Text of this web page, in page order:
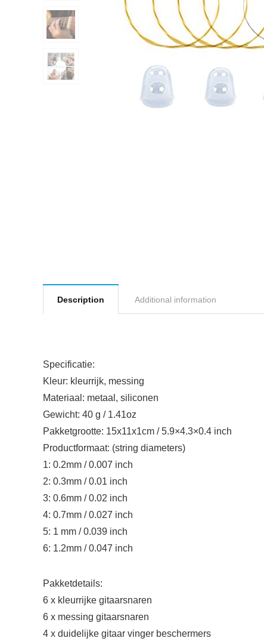
Description Additional information
Specificatie:
Kleur: kleurrijk, messing
Materiaal: metaal, siliconen
Gewicht: 40 g / 1.41oz
Pakketgrootte: 15x11x1cm / 5.9×4.3×0.4 inch
Productformaat: (string diameters)
1: 0.2mm / 0.007 inch
2: 0.3mm / 0.01 inch
3: 0.6mm / 0.02 inch
4: 0.7mm / 0.027 inch
5: 1 mm / 0.039 inch
6: 1.2mm / 0.047 inch
Pakketdetails:
6 x kleurrijke gitaarsnaren
6 x messing gitaarsnaren
4 x duidelijke gitaar vinger beschermers